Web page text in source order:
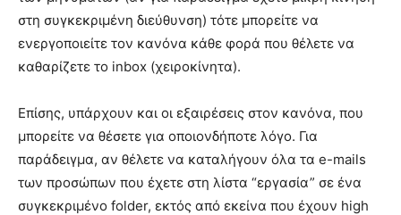
στη συγκεκριμένη διεύθυνση) τότε μπορείτε να
ενεργοποιείτε τον κανόνα κάθε φορά που θέλετε να
καθαρίζετε το inbox (χειροκίνητα).
Επίσης, υπάρχουν και οι εξαιρέσεις στον κανόνα, που
μπορείτε να θέσετε για οποιονδήποτε λόγο. Για
παράδειγμα, αν θέλετε να καταλήγουν όλα τα e-mails
των προσώπων που έχετε στη λίστα “εργασία” σε ένα
συγκεκριμένο folder, εκτός από εκείνα που έχουν high